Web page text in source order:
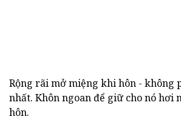
Rộng rãi mở miệng khi hôn - không
nhất. Khôn ngoan để giữ cho nó hơi
hôn.